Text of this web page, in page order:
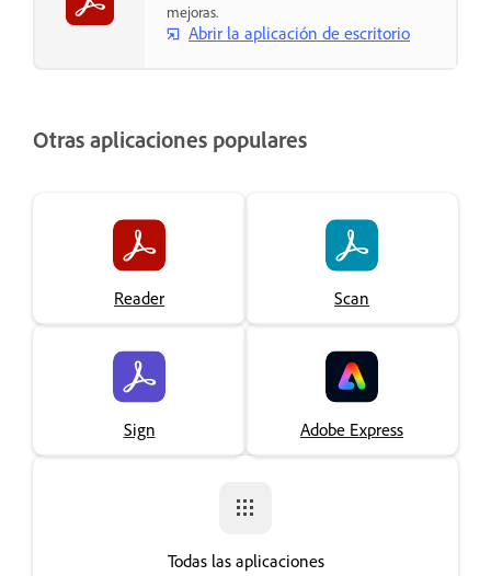
mejoras.
Abrir la aplicación de escritorio
Otras aplicaciones populares
Reader Scan
Sign Adobe Express
Todas las aplicaciones